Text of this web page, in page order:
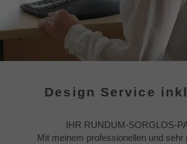
Design Service
IHR RUNDUM-SORGLOS-
Mit meinem professionellen und sehr